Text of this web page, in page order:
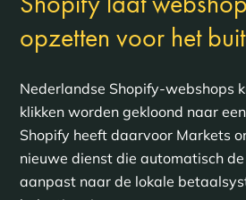
opzetten voor het
Nederlandse Shopify-webshops
klikken worden gekloond naar
Shopify heeft daarvoor Markets
nieuwe dienst die automatisch
aanpast naar de lokale